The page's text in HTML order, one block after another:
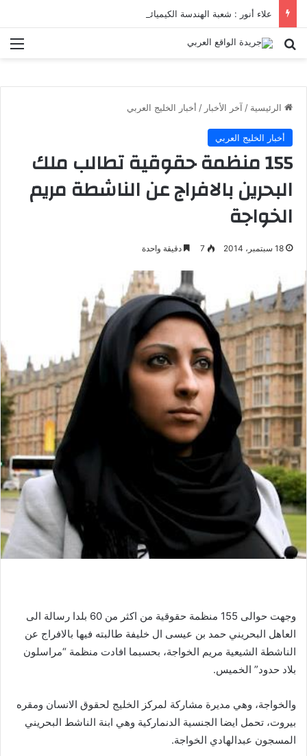
بحث عن
الرئيسية / آخر الأخبار / أخبار الخليج العربي
أخبار الخليج العربي
155 منظمة حقوقية تطالب ملك
البحرين بالافراج عن الناشطة مريم
الخواجة
18 سبتمبر، 2014 7 دقيقة واحدة
وجهت حوالى 155 منظمة حقوقية من اكثر من 60 بلدا رسالة الى
العاهل البحريني حمد بن عيسى ال خليفة طالبته فيها بالافراج عن
الناشطة الشيعية مريم الخواجة، بحسبما افادت منظمة “مراسلون
بلاد حدود” الخميس.
والخواجة، وهي مديرة مشاركة لمركز الخليج لحقوق الانسان ومقره
بيروت، تحمل ايضا الجنسية الدنماركية وهي ابنة الناشط البحريني
المسجون عبدالهادي الخواجة.